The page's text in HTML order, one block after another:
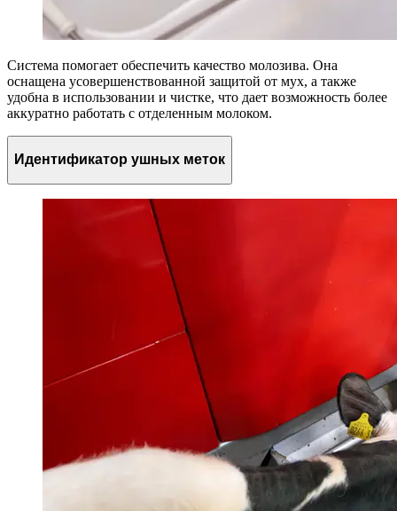
Система помогает обеспечить качество молозива. Она
оснащена усовершенствованной защитой от мух, а также
удобна в использовании и чистке, что дает возможность более
аккуратно работать с отделенным молоком.
Идентификатор ушных меток